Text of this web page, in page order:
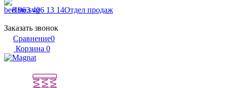
8 963 406 13 14Отдел продаж
Заказать звонок
Сравнение0
Корзина 0